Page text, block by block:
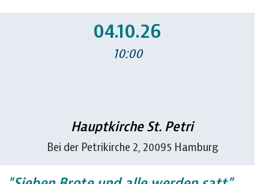
04.10.26
10:00
Hauptkirche St. Petri
Bei der Petrikirche 2, 20095 Hamburg